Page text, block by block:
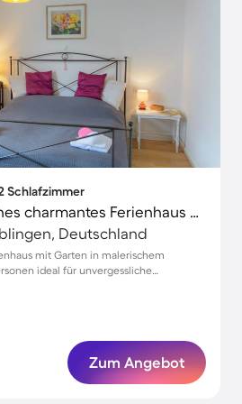
Schlafzimmer
Familienfreundliches charmantes Ferienhaus mit Grill und Garten | Stadtblick
Deutschland
mit Garten in malerischem
ideal für unvergessliche
Zum Angebot